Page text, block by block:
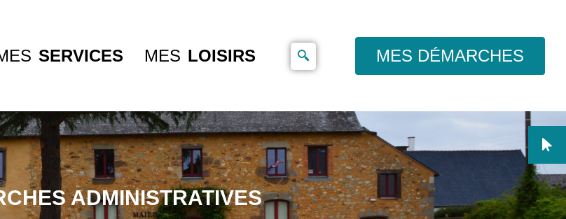
SERVICES MES LOISIRS MES DÉMARCHES
ADMINISTRATIVES